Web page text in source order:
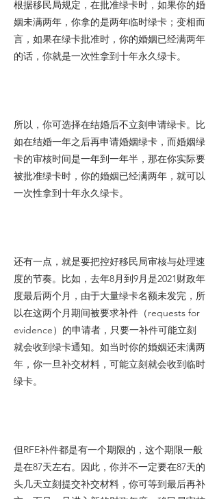
根据移民局规定，在批准绿卡时，如果你的婚
姻未满两年，你拿的是两年临时绿卡；变相而
言，如果在绿卡批准时，你的婚姻已经满两年
的话，你就是一次性拿到十年永久绿卡。
所以，你可选择在结婚后不立刻申请绿卡。比
如在结婚一年之后再申请婚姻绿卡，而婚姻绿
卡的审核时间是一年到一年半，那在你实际要
被批准绿卡时，你的婚姻已经满两年，就可以
一次性拿到十年永久绿卡。
还有一点，就是要把控好移民局审核与处理速
度的节奏。比如，去年8月到9月是2021财政年
度最后两个月，由于大量绿卡名额未发完，所
以在这两个月期间被要求补件（requests for
evidence）的申请者，只要一补件可能立刻
就会收到绿卡通知。如当时你的婚姻还未满两
年，你一旦补交材料，可能立刻就会收到临时
绿卡。
但RFE补件都是有一个期限的，这个期限一般
是在87天左右。因此，你并不一定要在87天的
头几天立刻提交补交材料，你可等到最后再补